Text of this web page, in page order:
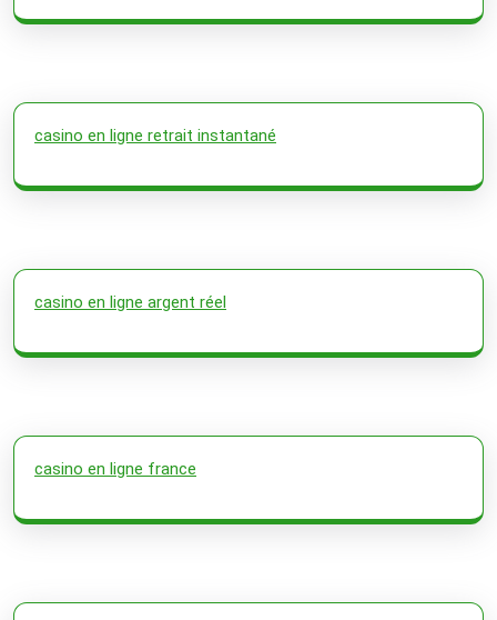
casino en ligne retrait instantané
casino en ligne argent réel
casino en ligne france